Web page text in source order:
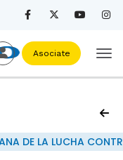
Asociate
DE LA LUCHA